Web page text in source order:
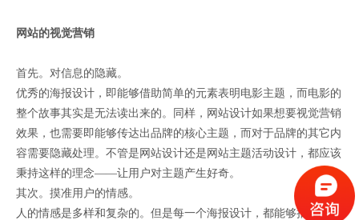
网站的视觉营销
首先。对信息的隐藏。
优秀的海报设计，即能够借助简单的元素表明电影主题，而电影的
整个故事其实是无法读出来的。同样，网站设计如果想要视觉营销
效果，也需要即能够传达出品牌的核心主题，而对于品牌的其它内
容需要隐藏处理。不管是网站设计还是网站主题活动设计，都应该
秉持这样的理念——让用户对主题产生好奇。
其次。摸准用户的情感。
人的情感是多样和复杂的。但是每一个海报设计，都能够抽取其中